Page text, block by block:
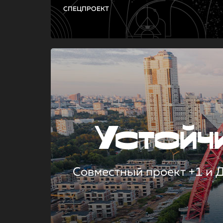
СПЕЦПРОЕКТ
Совместный проект +1 и